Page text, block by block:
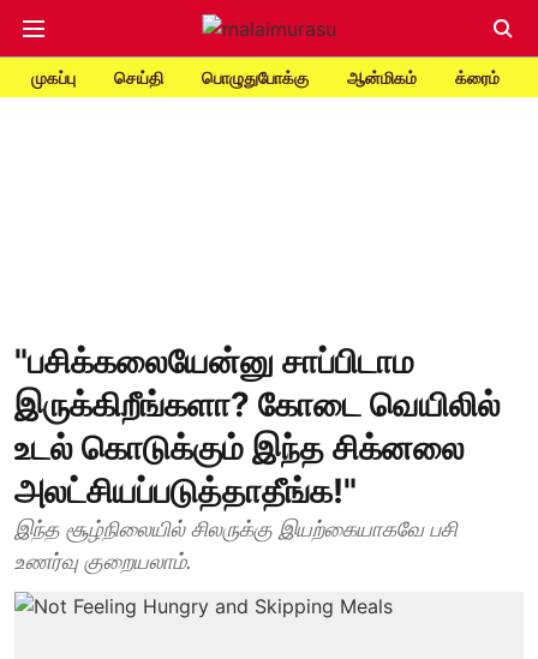
முகப்பு செய்தி பொழுதுபோக்கு ஆன்மிகம் க்ரைம்
"பசிக்கலையேன்னு சாப்பிடாம
இருக்கிறீங்களா? கோடை வெயிலில்
உடல் கொடுக்கும் இந்த சிக்னலை
அலட்சியப்படுத்தாதீங்க!"
இந்த சூழ்நிலையில் சிலருக்கு இயற்கையாகவே பசி
உணர்வு குறையலாம்.